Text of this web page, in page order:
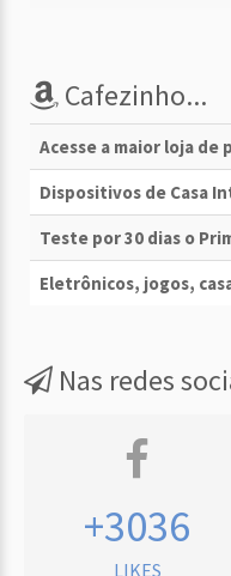
Cafezinho...
Acesse a maior loja
Dispositivos de Casa
Teste por 30 dias o
Eletrônicos, jogos,
Nas redes
+3036
LIKES